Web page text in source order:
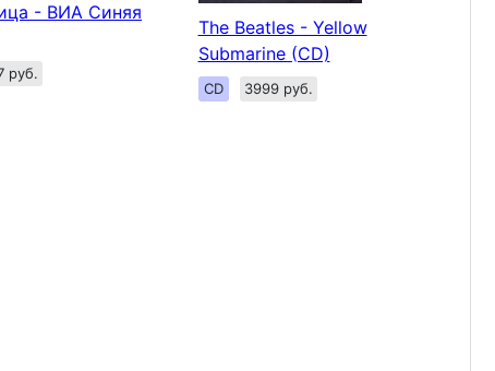
- ВИА Синяя
руб.
The Beatles - Yellow
Submarine (CD)
CD 3999 руб.